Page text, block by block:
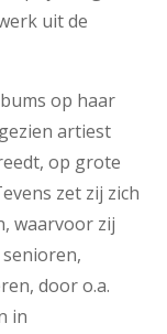
uit de
op haar
artiest
op grote
zet zij zich
waarvoor zij
door o.a.
in